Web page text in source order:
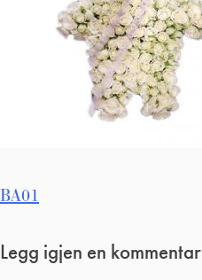
Innleggsnavigasjon
BA01
Legg igjen en kommentar